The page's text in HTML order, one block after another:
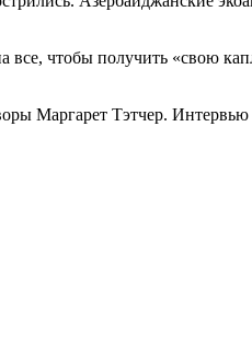
чтобы получить «свою
Маргарет Тэтчер.